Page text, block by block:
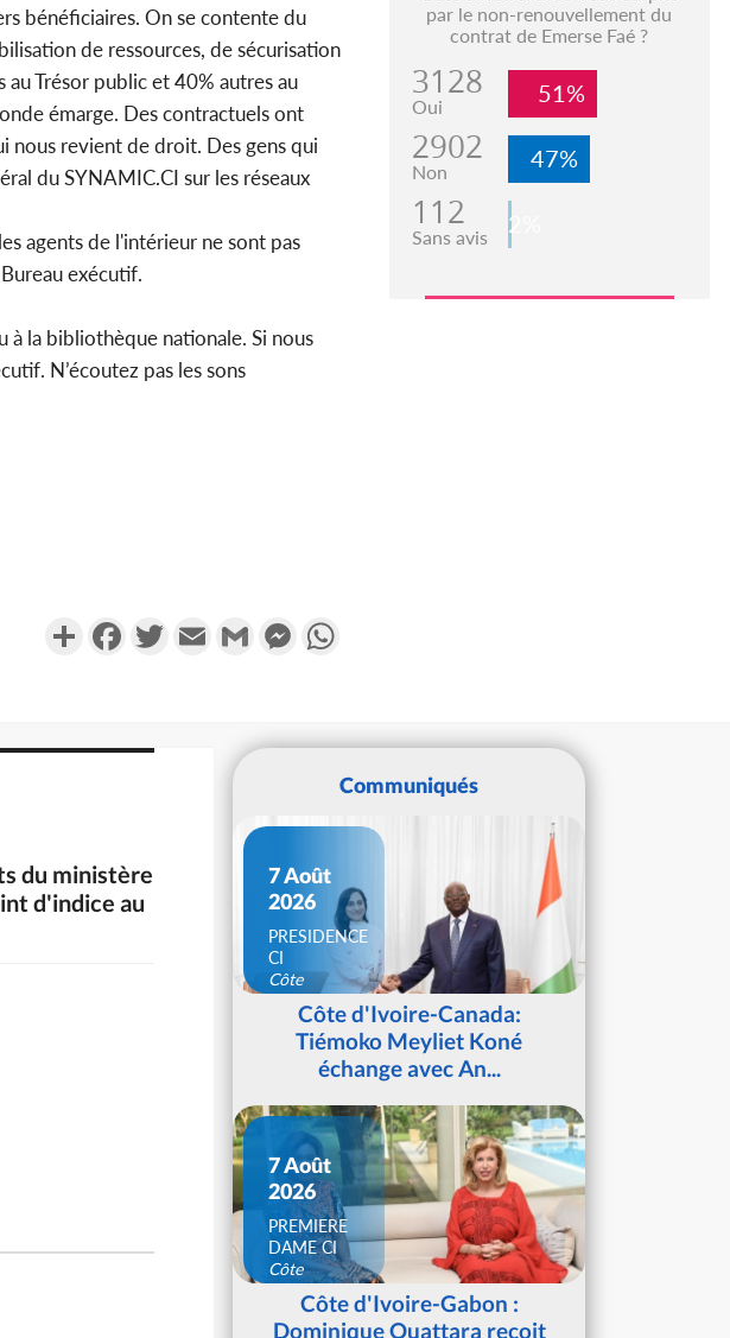
bénéficiaires. On se contente du
de ressources, de sécurisation
Trésor public et 40% autres au
émarge. Des contractuels ont
nous revient de droit. Des gens qui
du SYNAMIC.CI sur les réseaux
agents de l'intérieur ne sont pas
exécutif.
à la bibliothèque nationale. Si nous
N’écoutez pas les sons
PartagerFacebookTwitterEmail Gmail Messenger
par le non-renouvellement du
contrat de Emerse Faé ?
3128
Oui 51%
2902
Non 47%
112
Sans avis 2%
du ministère
d'indice au
Communiqués
7 Août
2026
PRESIDENCE
CI
Côte
d'IvoireCôte d'Ivoire-Canada:
Tiémoko Meyliet Koné
échange avec An...
7 Août
2026
PREMIERE
DAME CI
Côte
d'IvoireCôte d'Ivoire-Gabon :
Dominique Ouattara reçoit